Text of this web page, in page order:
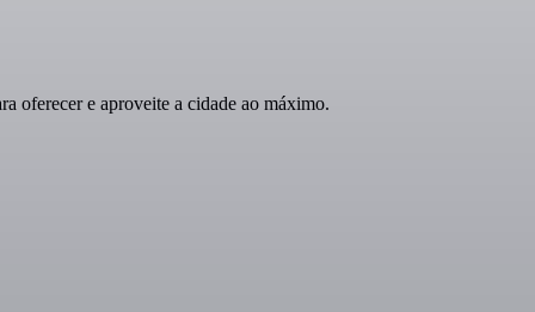
oferecer e aproveite a cidade ao máximo.